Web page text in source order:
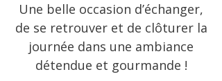
Une belle occasion d’échanger,
de se retrouver et de clôturer la
journée dans une ambiance
détendue et gourmande !